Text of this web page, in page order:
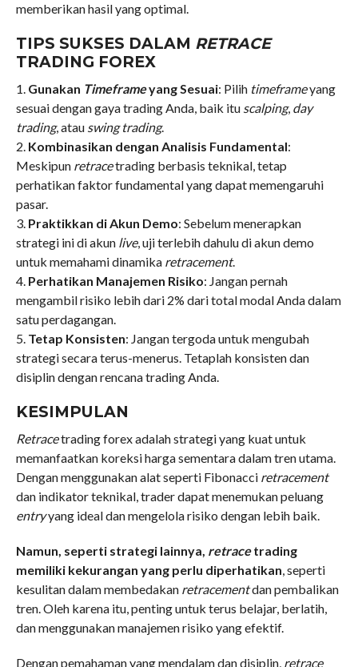
memberikan hasil yang optimal.
TIPS SUKSES DALAM RETRACE
TRADING FOREX
1. Gunakan Timeframeyang Sesuai: Pilih timeframeyang
sesuai dengan gaya trading Anda, baik itu scalping, day
trading, atau swing trading.
2. Kombinasikan dengan Analisis Fundamental:
Meskipun retracetrading berbasis teknikal, tetap
perhatikan faktor fundamental yang dapat memengaruhi
pasar.
3. Praktikkan di Akun Demo: Sebelum menerapkan
strategi ini di akun live, uji terlebih dahulu di akun demo
untuk memahami dinamika retracement.
4. Perhatikan Manajemen Risiko: Jangan pernah
mengambil risiko lebih dari 2% dari total modal Anda dalam
satu perdagangan.
5. Tetap Konsisten: Jangan tergoda untuk mengubah
strategi secara terus-menerus. Tetaplah konsisten dan
disiplin dengan rencana trading Anda.
KESIMPULAN
Retracetrading forex adalah strategi yang kuat untuk
memanfaatkan koreksi harga sementara dalam tren utama.
Dengan menggunakan alat seperti Fibonacci retracement
dan indikator teknikal, trader dapat menemukan peluang
entryyang ideal dan mengelola risiko dengan lebih baik.
Namun, seperti strategi lainnya, retracetrading
memiliki kekurangan yang perlu diperhatikan, seperti
kesulitan dalam membedakan retracementdan pembalikan
tren. Oleh karena itu, penting untuk terus belajar, berlatih,
dan menggunakan manajemen risiko yang efektif.
Dengan pemahaman yang mendalam dan disiplin, retrace